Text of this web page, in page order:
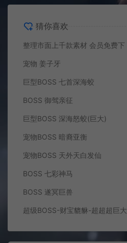
猜你喜欢
宠物 姜子牙
巨型BOSS 七首深海蛟
BOSS 御驾亲征
巨型BOSS 深海怒蛟(巨大)
宠物BOSS 暗裔亚衡
宠物BOSS 天外天白发仙
BOSS 七彩神马
BOSS 遂冥巨兽
超级BOSS-财宝貔貅-超超超巨大